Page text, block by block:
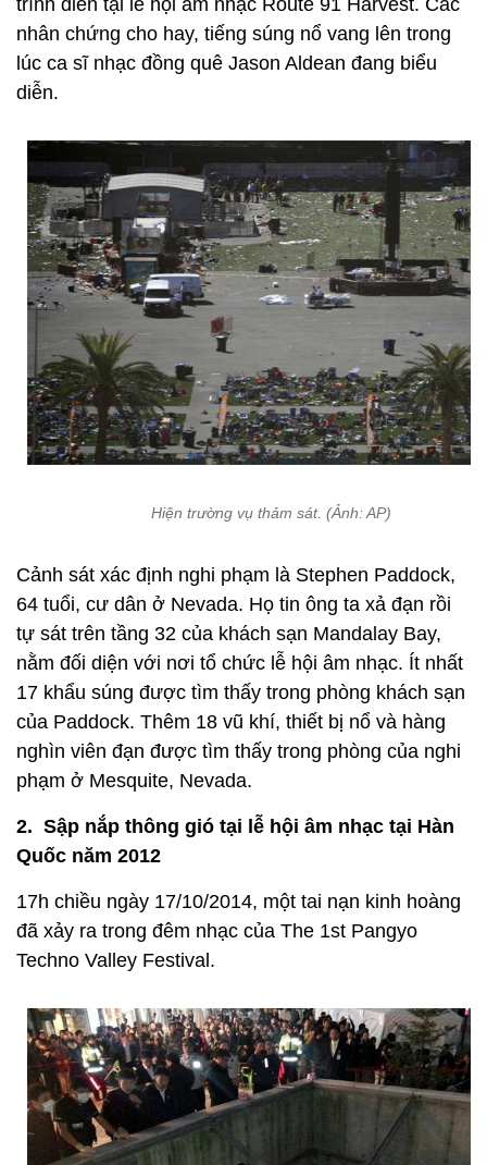
nhân chứng cho hay, tiếng súng nổ vang lên trong
lúc ca sĩ nhạc đồng quê Jason Aldean đang biểu
diễn.
Hiện trường vụ thảm sát. (Ảnh: AP)
Cảnh sát xác định nghi phạm là Stephen Paddock,
64 tuổi, cư dân ở Nevada. Họ tin ông ta xả đạn rồi
tự sát trên tầng 32 của khách sạn Mandalay Bay,
nằm đối diện với nơi tổ chức lễ hội âm nhạc. Ít nhất
17 khẩu súng được tìm thấy trong phòng khách sạn
của Paddock. Thêm 18 vũ khí, thiết bị nổ và hàng
nghìn viên đạn được tìm thấy trong phòng của nghi
phạm ở Mesquite, Nevada.
2. Sập nắp thông gió tại lễ hội âm nhạc tại Hàn
Quốc năm 2012
17h chiều ngày 17/10/2014, một tai nạn kinh hoàng
đã xảy ra trong đêm nhạc của The 1st Pangyo
Techno Valley Festival.